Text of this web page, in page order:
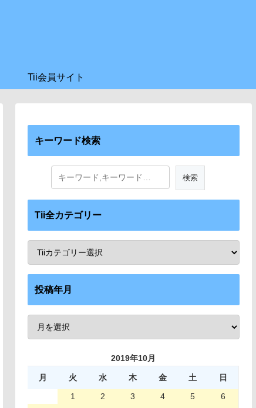
Tii会員サイト
キーワード検索
Tii全カテゴリー
投稿年月
2019年10月
月 火 水 木 金 土
日
1
2 3 4 5
6